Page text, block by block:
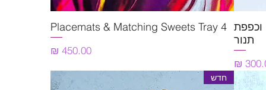
וכפפת
תנור
תצוגה מהירה 4 Placemats & Matching Sweets Tray
מחיר
חדש